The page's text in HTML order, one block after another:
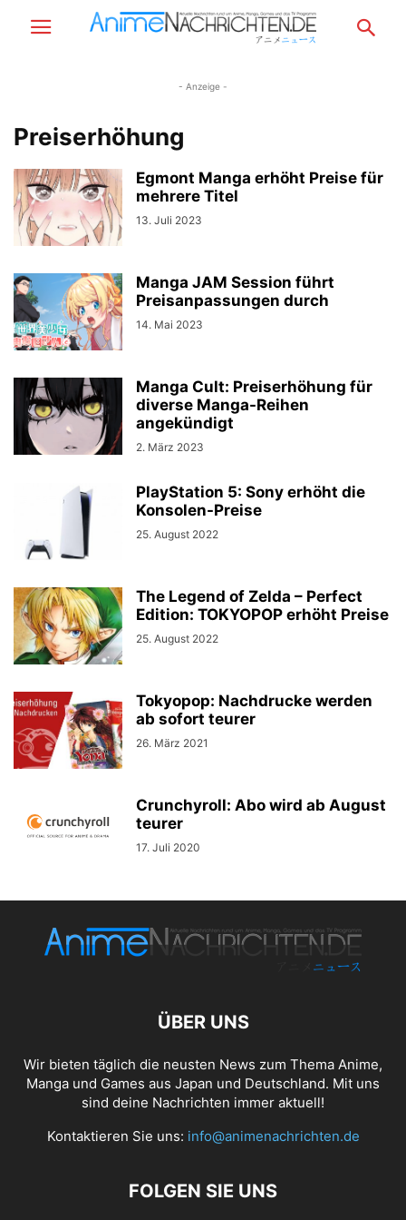
- Anzeige -
Preiserhöhung
Egmont Manga erhöht Preise für
mehrere Titel
13. Juli 2023
Manga JAM Session führt
Preisanpassungen durch
14. Mai 2023
Manga Cult: Preiserhöhung für
diverse Manga-Reihen
angekündigt
2. März 2023
PlayStation 5: Sony erhöht die
Konsolen-Preise
25. August 2022
The Legend of Zelda – Perfect
Edition: TOKYOPOP erhöht Preise
25. August 2022
Tokyopop: Nachdrucke werden
ab sofort teurer
26. März 2021
Crunchyroll: Abo wird ab August
teurer
17. Juli 2020
ÜBER UNS
Wir bieten täglich die neusten News zum Thema Anime,
Manga und Games aus Japan und Deutschland. Mit uns
sind deine Nachrichten immer aktuell!
Kontaktieren Sie uns: info@animenachrichten.de
FOLGEN SIE UNS